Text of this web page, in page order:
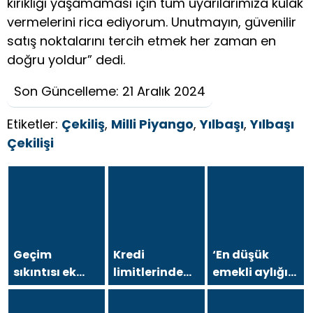
vermelerini rica ediyorum. Unutmayın, güvenilir
satış noktalarını tercih etmek her zaman en
doğru yoldur” dedi.
Son Güncelleme: 21 Aralık 2024
Etiketler: Çekiliş, Milli Piyango,Yılbaşı,Yılbaşı
Çekilişi
Geçim
sıkıntısı ek
hesap
Kredi
limitlerinde
yeni dönem:
‘En düşük
emekli aylığı’
maddesi